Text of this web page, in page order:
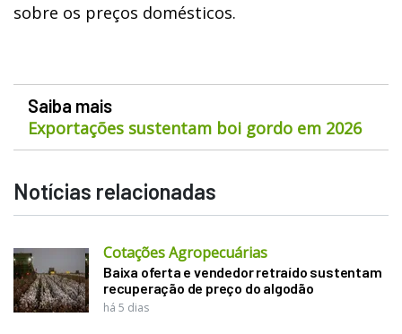
sobre os preços domésticos.
Saiba mais
Exportações sustentam boi gordo em 2026
Notícias relacionadas
Cotações Agropecuárias
Baixa oferta e vendedor retraído sustentam
recuperação de preço do algodão
há 5 dias